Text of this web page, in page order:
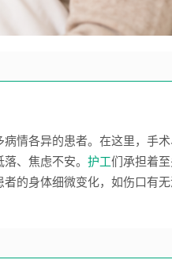
情各异的患者。在这里，手
、焦虑不安。 护工们承担着
的身体细微变化，如伤口有无